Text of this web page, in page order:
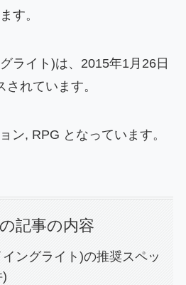
す。
ライト)は、2015年1月26日
れています。
ン, RPG となっています。
記事の内容
ングライト)の推奨スペッ